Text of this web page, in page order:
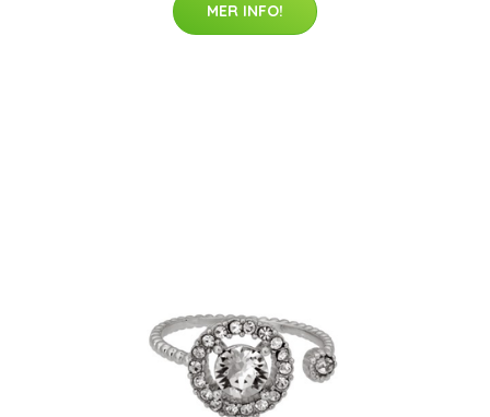
MER INFO!